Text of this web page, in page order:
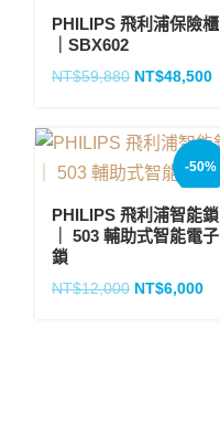
PHILIPS 飛利浦保險櫃
｜SBX602
NT$59,880 NT$48,500
-50%
PHILIPS 飛利浦智能鎖
｜ 503 輔助式智能電子
鎖
NT$12,000 NT$6,000